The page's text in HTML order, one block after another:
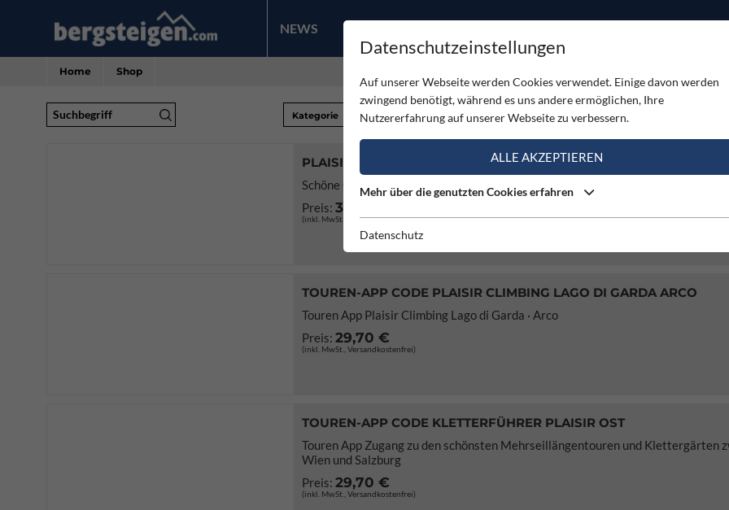
NEWS PRODUKTE
Home Shop
Suchbegriff Kategorie
PLAISIR CLIMBING LAGO DI GARDA · ARCO + TOUREN-APP
Schöne Genussklettertouren von 4 bis 7- / Beautiful multi-pitch routes from 4a
Preis: 34,95 €
(inkl. MwSt., Versandkostenfrei)
TOUREN-APP CODE PLAISIR CLIMBING LAGO DI GARDA ARCO
Touren App Plaisir Climbing Lago di Garda · Arco
Preis: 29,70 €
(inkl. MwSt., Versandkostenfrei)
TOUREN-APP CODE KLETTERFÜHRER PLAISIR OST
Touren App Zugang zu den schönsten Mehrseillängentouren und Klettergärten
Wien und Salzburg
Preis: 29,70 €
(inkl. MwSt., Versandkostenfrei)
Datenschutzeinstellungen
Auf unserer Webseite werden Cookies verwendet. Einige davon werden
zwingend benötigt, während es uns andere ermöglichen, Ihre
Nutzererfahrung auf unserer Webseite zu verbessern.
ALLE AKZEPTIEREN
Mehr über die genutzten Cookies erfahren
Datenschutz